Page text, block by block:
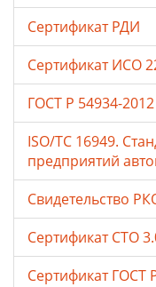
Сертификат РДИ
Сертификат ИСО
ГОСТ Р 54934-
ISO/TC 16949.
предприятий
Свидетельство
Сертификат СТО
Сертификат ГОСТ